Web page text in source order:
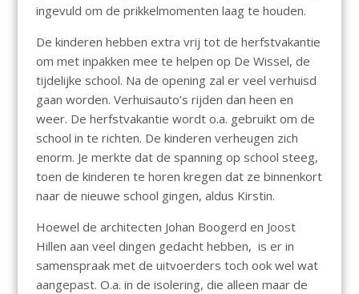
ingevuld om de prikkelmomenten laag te houden.
De kinderen hebben extra vrij tot de herfstvakantie
om met inpakken mee te helpen op De Wissel, de
tijdelijke school. Na de opening zal er veel verhuisd
gaan worden. Verhuisauto’s rijden dan heen en
weer. De herfstvakantie wordt o.a. gebruikt om de
school in te richten. De kinderen verheugen zich
enorm. Je merkte dat de spanning op school steeg,
toen de kinderen te horen kregen dat ze binnenkort
naar de nieuwe school gingen, aldus Kirstin.
Hoewel de architecten Johan Boogerd en Joost
Hillen aan veel dingen gedacht hebben, is er in
samenspraak met de uitvoerders toch ook wel wat
aangepast. O.a. in de isolering, die alleen maar de